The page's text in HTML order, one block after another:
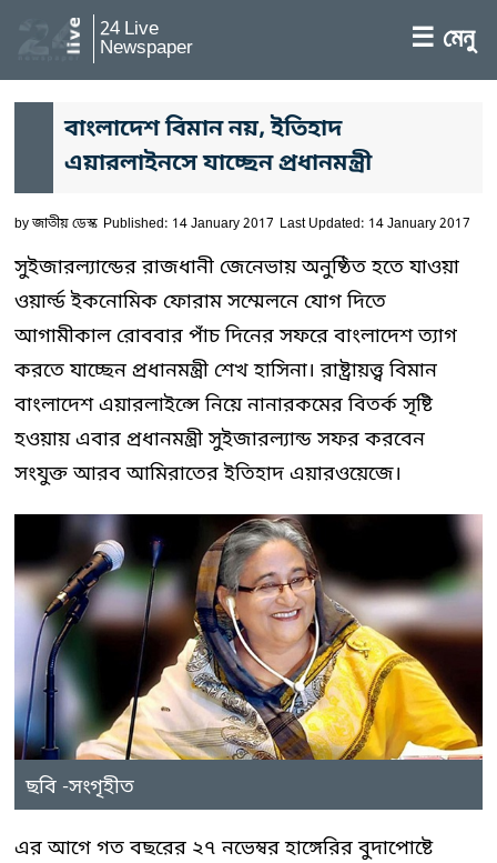
24 Live
Newspaper ☰ মেনু
বাংলাদেশ বিমান নয়, ইতিহাদ
এয়ারলাইনসে যাচ্ছেন প্রধানমন্ত্রী
byজাতীয় ডেস্ক Published: 14 January 2017 Last Updated: 14 January 2017
সুইজারল্যান্ডের রাজধানী জেনেভায় অনুষ্ঠিত হতে যাওয়া
ওয়ার্ল্ড ইকনোমিক ফোরাম সম্মেলনে যোগ দিতে
আগামীকাল রোববার পাঁচ দিনের সফরে বাংলাদেশ ত্যাগ
করতে যাচ্ছেন প্রধানমন্ত্রী শেখ হাসিনা। রাষ্ট্রায়ত্ত্ব বিমান
বাংলাদেশ এয়ারলাইন্সে নিয়ে নানারকমের বিতর্ক সৃষ্টি
হওয়ায় এবার প্রধানমন্ত্রী সুইজারল্যান্ড সফর করবেন
সংযুক্ত আরব আমিরাতের ইতিহাদ এয়ারওয়েজে।
ছবি -সংগৃহীত
এর আগে গত বছরের ২৭ নভেম্বর হাঙ্গেরির বুদাপোষ্টে